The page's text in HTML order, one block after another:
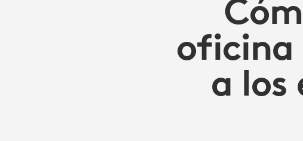
oficina
a los